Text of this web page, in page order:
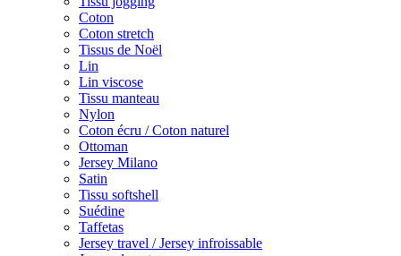
Coton
Coton stretch
Tissus de Noël
Lin
Lin viscose
Tissu manteau
Nylon
Coton écru / Coton naturel
Ottoman
Jersey Milano
Satin
Tissu softshell
Suédine
Taffetas
Jersey travel / Jersey infroissable